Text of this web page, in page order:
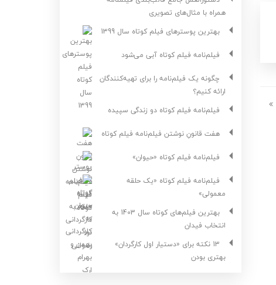
همراه با مثال‌های تصویری
بهترین پوسترهای فیلم کوتاه سال 1399
فیلم‌نامه فیلم کوتاه آبی می‌شود
چگونه یک فیلم‌نامه را برای تهیه‌کنندگان
ارائه کنیم؟
فیلم‌نامه فیلم کوتاه دو زندگی سپیده
هفت قانونِ نوشتن فیلم‌نامه فیلم کوتاه
فیلم‌نامه فیلم کوتاه «حیوان»
فیلم‌نامه فیلم کوتاه «یک حلقه
معمولی»
بهترین فیلم‌های کوتاه سال 1403 به
انتخاب فیدان
13 نکته برای «دستیار اول کارگردان»
بهتری بودن